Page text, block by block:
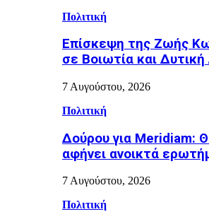
Πολιτική
Επίσκεψη της Ζωής
σε Βοιωτία και Δυτική
7 Αυγούστου, 2026
Πολιτική
Δούρου για Meridiam:
αφήνει ανοικτά
7 Αυγούστου, 2026
Πολιτική